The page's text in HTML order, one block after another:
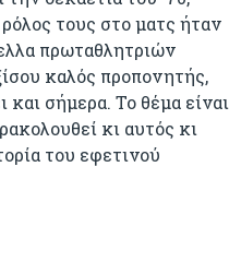
τους στο ματς ήταν
πρωταθλητριών
καλός προπονητής,
σήμερα. Το θέμα είναι
κι αυτός κι
του εφετινού